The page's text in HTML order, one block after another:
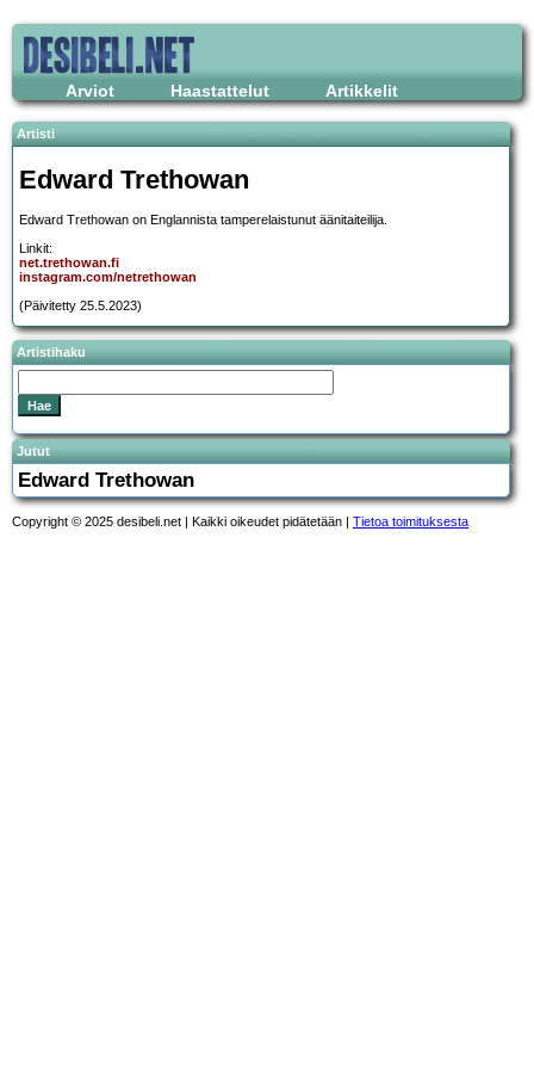
Arviot Haastattelut Artikkelit
Artisti
Edward Trethowan
Edward Trethowan on Englannista tamperelaistunut äänitaiteilija.
Linkit:
net.trethowan.fi
instagram.com/netrethowan
(Päivitetty 25.5.2023)
Artistihaku
Jutut
Edward Trethowan
Copyright © 2025 desibeli.net | Kaikki oikeudet pidätetään | Tietoa toimituksesta